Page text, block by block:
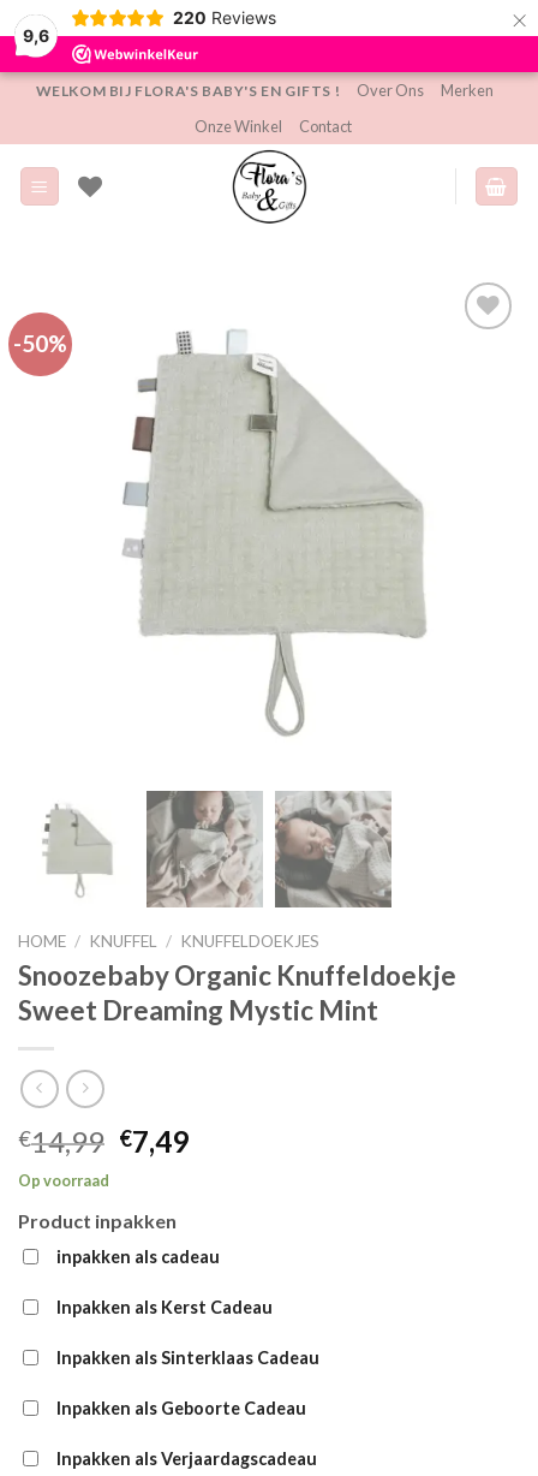
9,6
220 Reviews ×
inhoud
WELKOM BIJ FLORA'S BABY'S EN GIFTS ! Over Ons
Merken
Onze Winkel
Contact
-50%
HOME / KNUFFEL / KNUFFELDOEKJES
Snoozebaby Organic Knuffeldoekje
Sweet Dreaming Mystic Mint
€14,99 Oorspronkelijke
prijs
€14,99.
€7,49Huidige
Op voorraad
Product inpakken
inpakken als cadeau
Inpakken als Kerst Cadeau
Inpakken als Sinterklaas Cadeau
Inpakken als Geboorte Cadeau
Inpakken als Verjaardagscadeau